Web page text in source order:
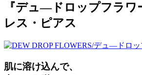
『デュ―ドロップフラワ
レス・ピアス
肌に溶け込んで、